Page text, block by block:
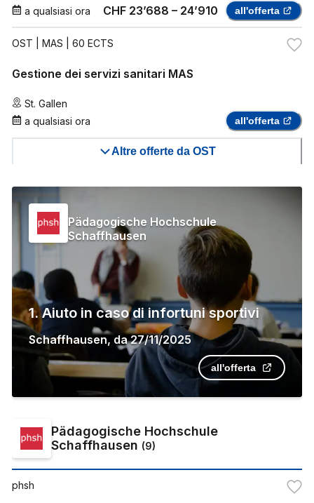
a qualsiasi ora
CHF 23’688 – 24’910 all'offerta
OST | MAS | 60 ECTS
Gestione dei servizi sanitari MAS
St. Gallen
a qualsiasi ora
all'offerta
Altre offerte da OST
Pädagogische Hochschule
Schaffhausen
1. Aiuto in caso di infortuni sportivi
Schaffhausen, da 27/11/2025
all'offerta
Pädagogische Hochschule
Schaffhausen (9)
phsh